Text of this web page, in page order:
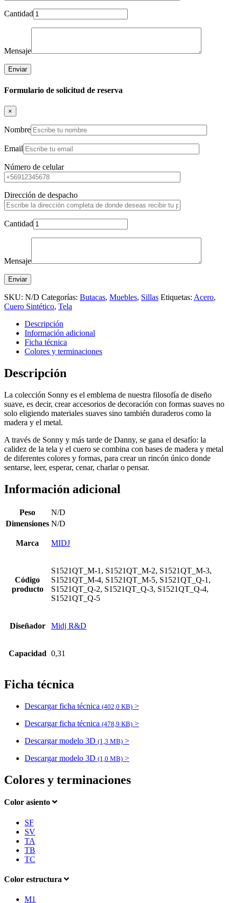
Cantidad
Mensaje
Formulario de solicitud de reserva
×
Nombre
Email
Número de celular
Dirección de despacho
Cantidad
Mensaje
SKU: N/D Categorías: Butacas, Muebles, Sillas Etiquetas: Acero,
Cuero Sintético, Tela
Descripción
Información adicional
Ficha técnica
Colores y terminaciones
Descripción
La colección Sonny es el emblema de nuestra filosofía de diseño
suave, es decir, crear accesorios de decoración con formas suaves no
solo eligiendo materiales suaves sino también duraderos como la
madera y el metal.
A través de Sonny y más tarde de Danny, se gana el desafío: la
calidez de la tela y el cuero se combina con bases de madera y metal
de diferentes colores y formas, para crear un rincón único donde
sentarse, leer, esperar, cenar, charlar o pensar.
Información adicional
Peso
N/D
Dimensiones N/D
Marca MIDJ
Código
producto
S1521QT_M-1, S1521QT_M-2, S1521QT_M-3,
S1521QT_M-4, S1521QT_M-5, S1521QT_Q-1,
S1521QT_Q-2, S1521QT_Q-3, S1521QT_Q-4,
S1521QT_Q-5
Diseñador Midj R&D
Capacidad 0,31
Ficha técnica
Descargar ficha técnica (402,0 KB) >
Descargar ficha técnica (478,9 KB) >
Descargar modelo 3D (1,3 MB) >
Descargar modelo 3D (1,0 MB) >
Colores y terminaciones
Color asiento
SF
SV
TA
TB
TC
Color estructura
M1